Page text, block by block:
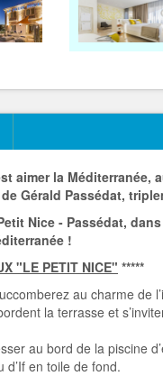
aimer la
Gérald Passédat,
Nice - Passédat,
!
"LE PETIT NICE" *****
au charme de
la terrasse et
au bord de la piscine
en toile de fond.